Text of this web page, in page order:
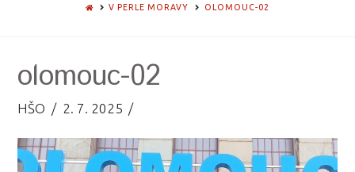
HOMEV PERLE MORAVY OLOMOUC-02
olomouc-02
HŠO 2. 7. 2025